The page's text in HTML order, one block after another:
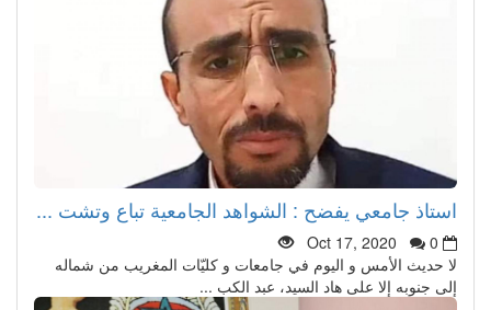
استاذ جامعي يفضح : الشواهد الجامعية تباع وتشت ...
Oct 17, 2020
0
لا حديث الأمس و اليوم في جامعات و كليّات المغريب من شماله
إلى جنوبه إلا على هاد السيد، عبد الكب ...